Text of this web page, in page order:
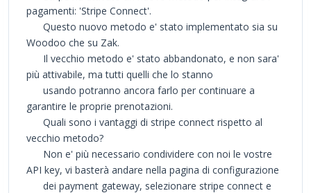
pagamenti: 'Stripe Connect'.
Questo nuovo metodo e' stato implementato sia su
Woodoo che su Zak.
Il vecchio metodo e' stato abbandonato, e non sara'
più attivabile, ma tutti quelli che lo stanno
usando potranno ancora farlo per continuare a
garantire le proprie prenotazioni.
Quali sono i vantaggi di stripe connect rispetto al
vecchio metodo?
Non e' più necessario condividere con noi le vostre
API key, vi basterà andare nella pagina di configurazione
dei payment gateway, selezionare stripe connect e